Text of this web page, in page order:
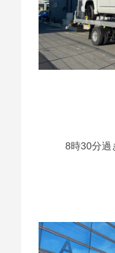
8時30分過